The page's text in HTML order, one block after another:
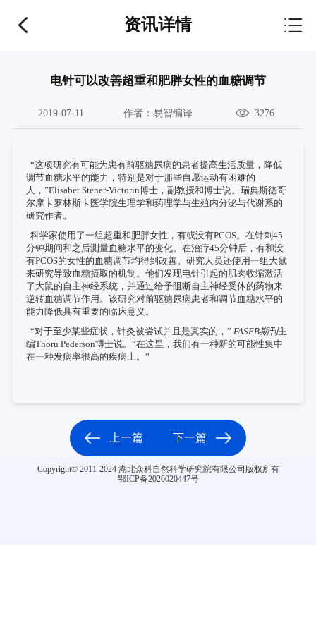
资讯详情
电针可以改善超重和肥胖女性的血糖调节
2019-07-11 作者： 易智编译 3276
“这项研究有可能为患有前驱糖尿病的患者提高生活质量，降低
调节血糖水平的能力，特别是对于那些自愿运动有困难的
人，”Elisabet Stener-Victorin博士，副教授和博士说。瑞典斯德哥
尔摩卡罗林斯卡医学院生理学和药理学与生殖内分泌与代谢系的
研究作者。
科学家使用了一组超重和肥胖女性，有或没有PCOS。在针刺45
分钟期间和之后测量血糖水平的变化。在治疗45分钟后，有和没
有PCOS的女性的血糖调节均得到改善。研究人员还使用一组大鼠
来研究导致血糖摄取的机制。他们发现电针引起的肌肉收缩激活
了大鼠的自主神经系统，并通过给予阻断自主神经受体的药物来
逆转血糖调节作用。该研究对前驱糖尿病患者和调节血糖水平的
能力降低具有重要的临床意义。
“对于至少某些症状，针灸被尝试并且是真实的，” FASEB期刊主
编Thoru Pederson博士说。“在这里，我们有一种新的可能性集中
在一种发病率很高的疾病上。”
上一篇 下一篇
Copyright© 2011-2024 湖北众科自然科学研究院有限公司版权所有
鄂ICP备2020020447号